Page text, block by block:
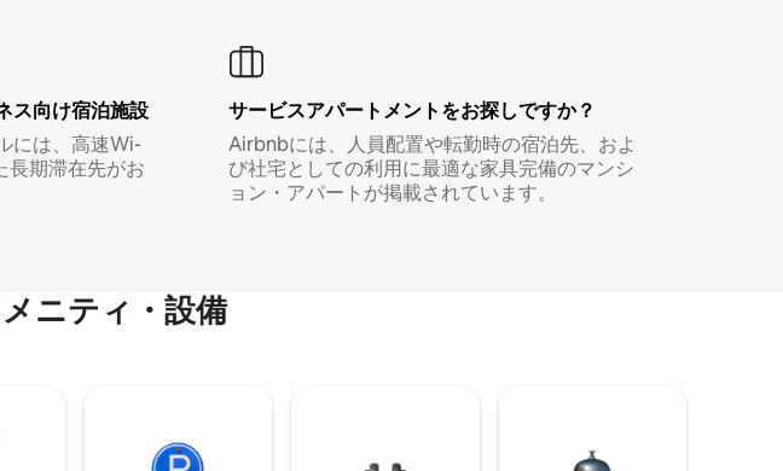
ス⁠向⁠け宿⁠泊⁠施⁠設
には、高速Wi-
長期滞在先がお
サービスアパートメントをお探しですか？
Airbnbには、人員配置や転勤時の宿泊先、およ
び社宅としての利用に最適な家具完備のマンシ
ョン・アパートが掲載されています。
ニティ・設備